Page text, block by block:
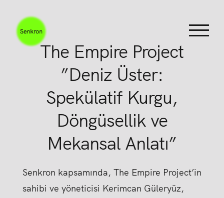
content
The Empire Project
”Deniz Üster:
Spekülatif Kurgu,
Döngüsellik ve
Mekansal Anlatı”
Senkron kapsamında, The Empire Project’in
sahibi ve yöneticisi Kerimcan Güleryüz,